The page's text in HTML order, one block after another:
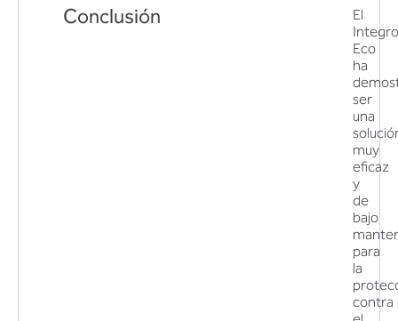
Conclusión El
Integro
Eco
ha
ser
una
muy
eficaz
y
de
bajo
para
la
contra